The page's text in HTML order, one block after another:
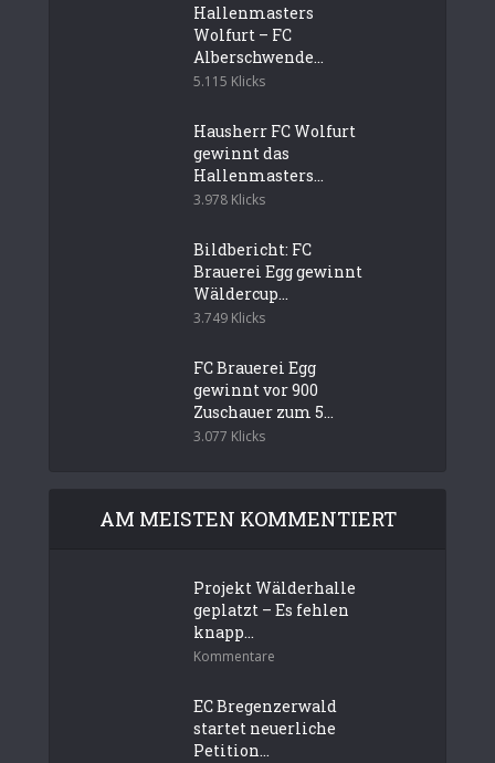
Hallenmasters
Wolfurt – FC
Alberschwende...
5.115 Klicks
Hausherr FC Wolfurt
gewinnt das
Hallenmasters...
3.978 Klicks
Bildbericht: FC
Brauerei Egg gewinnt
Wäldercup...
3.749 Klicks
FC Brauerei Egg
gewinnt vor 900
Zuschauer zum 5...
3.077 Klicks
AM MEISTEN KOMMENTIERT
Projekt Wälderhalle
geplatzt – Es fehlen
knapp...
Kommentare
EC Bregenzerwald
startet neuerliche
Petition...